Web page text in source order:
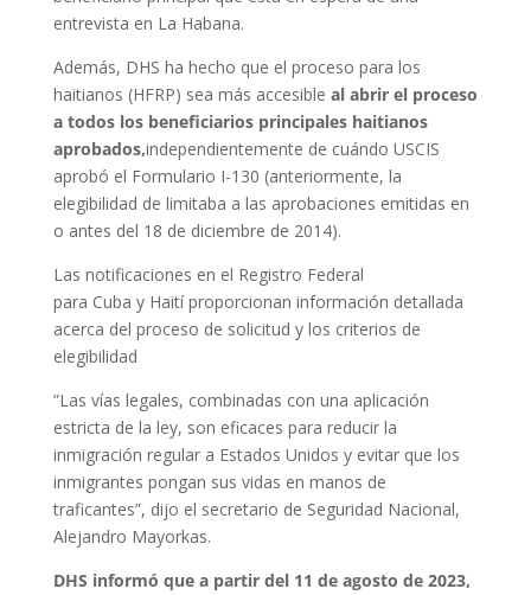
entrevista en La Habana.
Además, DHS ha hecho que el proceso para los
haitianos (HFRP) sea más accesible al abrir el proceso
a todos los beneficiarios principales haitianos
aprobados,independientemente de cuándo USCIS
aprobó el Formulario I-130 (anteriormente, la
elegibilidad de limitaba a las aprobaciones emitidas en
o antes del 18 de diciembre de 2014).
Las notificaciones en el Registro Federal
para Cuba y Haití proporcionan información detallada
acerca del proceso de solicitud y los criterios de
elegibilidad
”Las vías legales, combinadas con una aplicación
estricta de la ley, son eficaces para reducir la
inmigración regular a Estados Unidos y evitar que los
inmigrantes pongan sus vidas en manos de
traficantes”, dijo el secretario de Seguridad Nacional,
Alejandro Mayorkas.
DHS informó que a partir del 11 de agosto de 2023,